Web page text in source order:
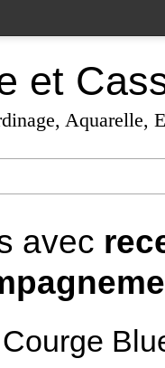
et
Aquarelle,
avec